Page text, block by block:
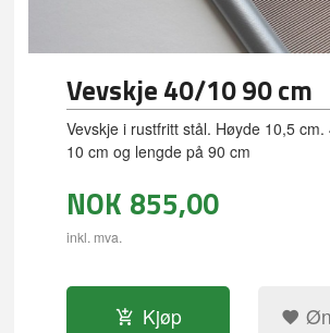
Vevskje 40/10 90 cm
Vevskje i rustfritt stål. Høyde 10,5
10 cm og lengde på 90 cm
NOK 855,00
inkl. mva.
Kjøp